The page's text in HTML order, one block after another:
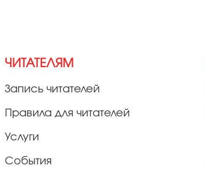
ЧИТАТЕЛЯМ
Запись читателей
Правила для читателей
Услуги
События